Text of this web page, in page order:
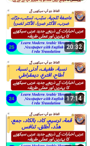
20:32
17:14